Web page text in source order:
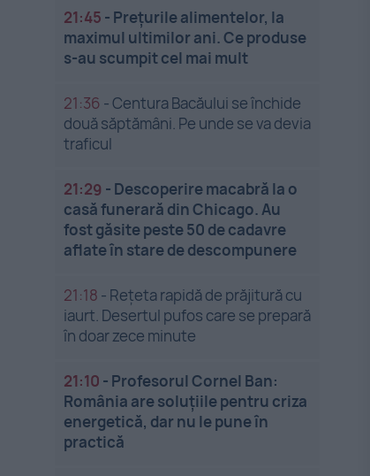
21:45 - Prețurile alimentelor, la
maximul ultimilor ani. Ce produse
s-au scumpit cel mai mult
21:36 -Centura Bacăului se închide
două săptămâni. Pe unde se va devia
traficul
21:29 - Descoperire macabră la o
casă funerară din Chicago. Au
fost găsite peste 50 de cadavre
aflate în stare de descompunere
21:18 - Rețeta rapidă de prăjitură cu
iaurt. Desertul pufos care se prepară
în doar zece minute
21:10 - Profesorul Cornel Ban:
România are soluțiile pentru criza
energetică, dar nu le pune în
practică